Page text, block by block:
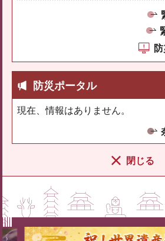
防災ポータル
現在、情報はありません。
閉じる